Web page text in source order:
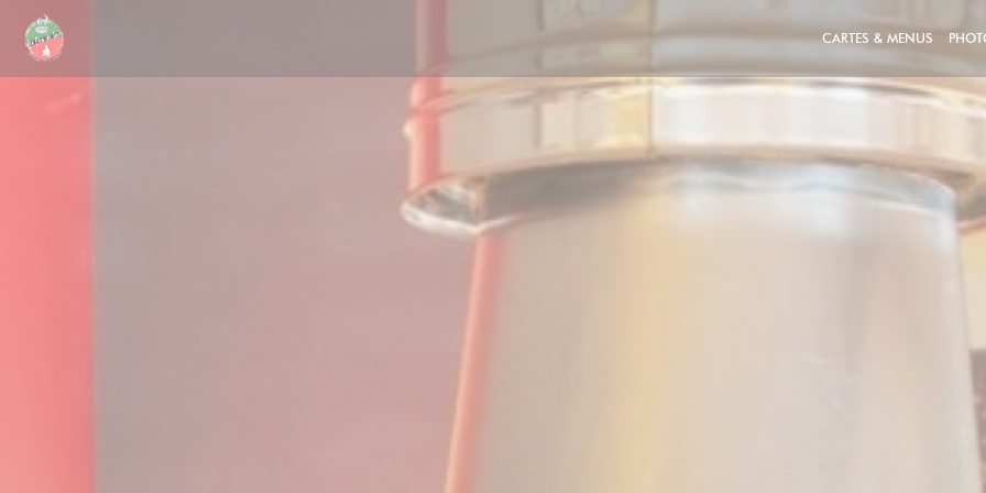
Personnalisation de vos choix en matière de cookies
CARTES & MENUS